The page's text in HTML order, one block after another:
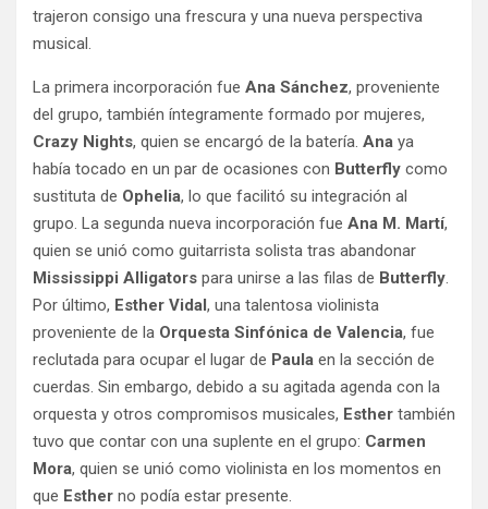
trajeron consigo una frescura y una nueva perspectiva
musical.
La primera incorporación fue Ana Sánchez, proveniente
del grupo, también íntegramente formado por mujeres,
Crazy Nights, quien se encargó de la batería. Ana ya
había tocado en un par de ocasiones con Butterfly como
sustituta de Ophelia, lo que facilitó su integración al
grupo. La segunda nueva incorporación fue Ana M. Martí,
quien se unió como guitarrista solista tras abandonar
Mississippi Alligators para unirse a las filas de Butterfly.
Por último, Esther Vidal, una talentosa violinista
proveniente de la Orquesta Sinfónica de Valencia, fue
reclutada para ocupar el lugar de Paula en la sección de
cuerdas. Sin embargo, debido a su agitada agenda con la
orquesta y otros compromisos musicales, Esther también
tuvo que contar con una suplente en el grupo: Carmen
Mora, quien se unió como violinista en los momentos en
que Esther no podía estar presente.